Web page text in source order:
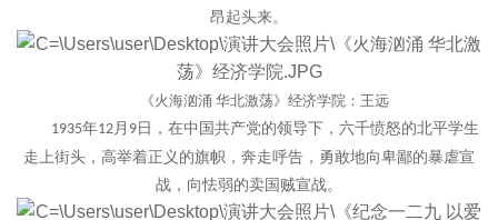
昂起头来。
《火海汹涌 华北激荡》经济学院：王远
1935年12月 9日，在中国共产党的领导下，六千愤怒的北平学生
走上街头，高举着正义的旗帜，奔走呼告，勇敢地向卑鄙的暴虐宣
战，向怯弱的卖国贼宣战。